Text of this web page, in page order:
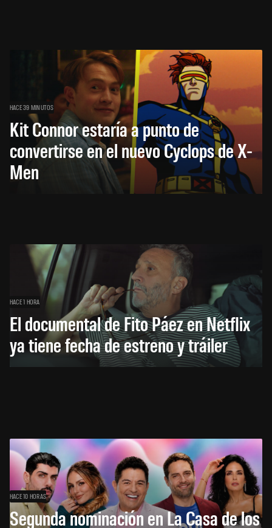
HACE 39 MINUTOS
Kit Connor estaría a punto de
convertirse en el nuevo Cyclops de X-
Men
HACE 1 HORA
El documental de Fito Páez en Netflix
ya tiene fecha de estreno y tráiler
HACE 10 HORAS
Segunda nominación en La Casa de los